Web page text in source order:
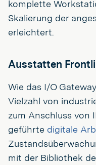
komplette
Skalierung der
erleichtert.
Ausstatten
Wie das I/O
Vielzahl von
zum Anschluss von
geführte digitale
mit der Bibliothek